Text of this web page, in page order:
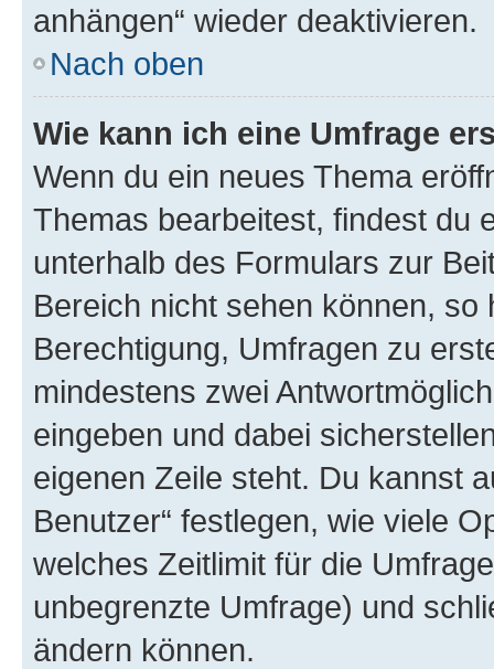
anhängen“ wieder deaktivieren.
Nach oben
Wie kann ich eine Umfrage
Wenn du ein neues Thema
Themas bearbeitest, findest du
unterhalb des Formulars zur
Bereich nicht sehen können,
Berechtigung, Umfragen zu
mindestens zwei
eingeben und dabei
eigenen Zeile steht. Du kannst
Benutzer“ festlegen, wie viele
welches Zeitlimit für die
unbegrenzte Umfrage) und
ändern können.